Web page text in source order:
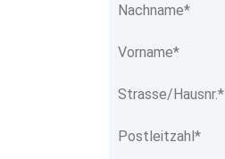
Nachname*
Vorname*
Strasse/Hausnr.*
Postleitzahl*